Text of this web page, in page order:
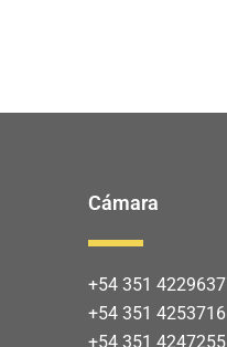
Cámara
+54 351 4229637
+54 351 4253716
+54 351 4247255